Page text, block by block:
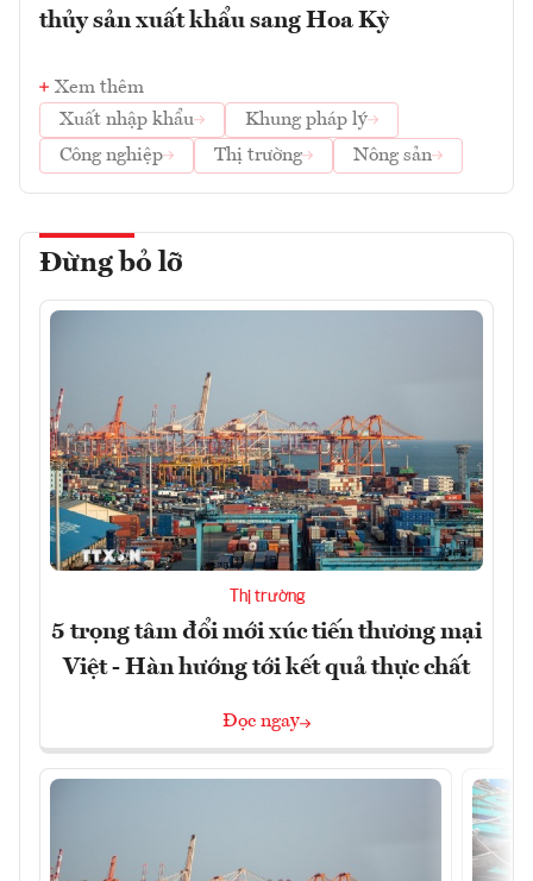
thủy sản xuất khẩu sang Hoa Kỳ
Xem thêm
Xuất nhập khẩu
Khung pháp lý
Công nghiệp
Thị trường Nông sản
Đừng bỏ lỡ
Thị trường
5 trọng tâm đổi mới xúc tiến thương mại
Việt - Hàn hướng tới kết quả thực chất
Đọc ngay